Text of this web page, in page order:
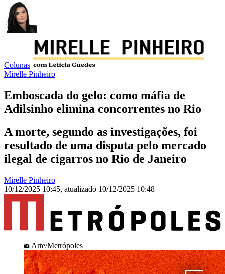
Colunas
Mirelle Pinheiro
Emboscada do gelo: como máfia de
Adilsinho elimina concorrentes no Rio
A morte, segundo as investigações, foi
resultado de uma disputa pelo mercado
ilegal de cigarros no Rio de Janeiro
Mirelle Pinheiro
10/12/2025 10:45, atualizado 10/12/2025 10:48
Arte/Metrópoles